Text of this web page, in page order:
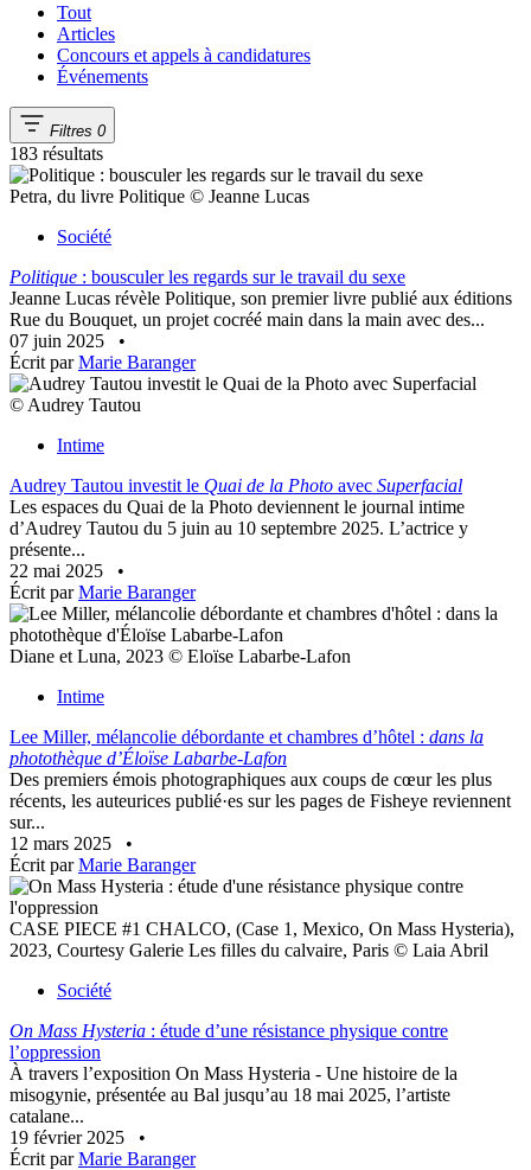
Tout
Articles
Concours et appels à candidatures
Événements
Filtres 0
183 résultats
Petra, du livre Politique © Jeanne Lucas
Société
Politique : bousculer les regards sur le travail du sexe
Jeanne Lucas révèle Politique, son premier livre publié aux éditions
Rue du Bouquet, un projet cocréé main dans la main avec des...
07 juin 2025
•
Écrit parMarie Baranger
© Audrey Tautou
Intime
Audrey Tautou investit le Quai de la Photo avec Superfacial
Les espaces du Quai de la Photo deviennent le journal intime
d’Audrey Tautou du 5 juin au 10 septembre 2025. L’actrice y
présente...
22 mai 2025
•
Écrit parMarie Baranger
Diane et Luna, 2023 © Eloïse Labarbe-Lafon
Intime
Lee Miller, mélancolie débordante et chambres d’hôtel : dans la
photothèque d’Éloïse Labarbe-Lafon
Des premiers émois photographiques aux coups de cœur les plus
récents, les auteurices publié·es sur les pages de Fisheye reviennent
sur...
12 mars 2025
•
Écrit parMarie Baranger
CASE PIECE #1 CHALCO, (Case 1, Mexico, On Mass Hysteria),
2023, Courtesy Galerie Les filles du calvaire, Paris © Laia Abril
Société
On Mass Hysteria : étude d’une résistance physique contre
l’oppression
À travers l’exposition On Mass Hysteria - Une histoire de la
misogynie, présentée au Bal jusqu’au 18 mai 2025, l’artiste
catalane...
19 février 2025
•
Écrit parMarie Baranger